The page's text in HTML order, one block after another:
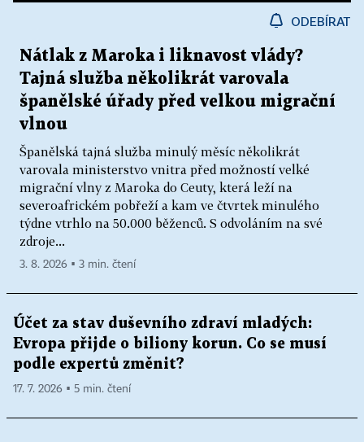
ODEBÍRAT
Nátlak z Maroka i liknavost vlády?
Tajná služba několikrát varovala
španělské úřady před velkou migrační
vlnou
Španělská tajná služba minulý měsíc několikrát
varovala ministerstvo vnitra před možností velké
migrační vlny z Maroka do Ceuty, která leží na
severoafrickém pobřeží a kam ve čtvrtek minulého
týdne vtrhlo na 50.000 běženců. S odvoláním na své
zdroje...
3. 8. 2026 ▪ 3 min. čtení
Účet za stav duševního zdraví mladých:
Evropa přijde o biliony korun. Co se musí
podle expertů změnit?
17. 7. 2026 ▪ 5 min. čtení